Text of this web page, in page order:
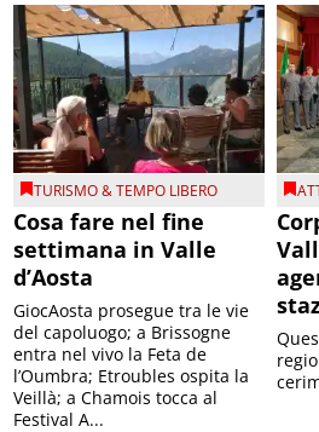
TURISMO & TEMPO LIBERO
Cosa fare nel fine
settimana in Valle
d’Aosta
GiocAosta prosegue tra le vie
del capoluogo; a Brissogne
entra nel vivo la Feta de
l’Oumbra; Etroubles ospita la
Veillà; a Chamois tocca al
Festival A...